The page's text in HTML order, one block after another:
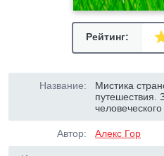
Рейтинг:
Название:
Мистика
путешествия.
Автор: Алекс Гор